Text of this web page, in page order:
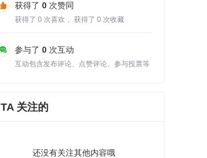
获得了 0 次赞同
获得了 0 次喜欢， 获得了 0 次收藏
参与了 0 次互动
互动包含发布评论、点赞评论、参与投票等
TA 关注的
还没有关注其他内容哦